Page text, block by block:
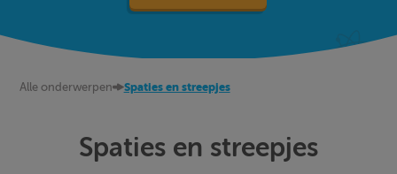
Alle onderwerpen Spaties en streepjes
Spaties en streepjes